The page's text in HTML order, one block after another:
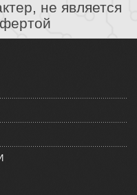
не является